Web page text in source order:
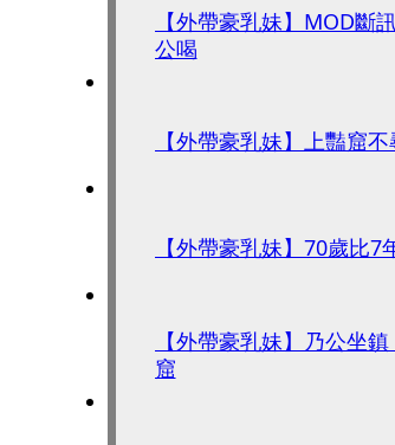
【外帶豪乳妹】MOD
公喝
【外帶豪乳妹】上豔窟
【外帶豪乳妹】70歲比
【外帶豪乳妹】乃公坐
窟